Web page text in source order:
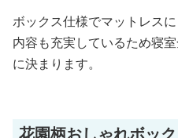
ボックス仕様でマットレス
内容も充実しているため寝
に決まります。